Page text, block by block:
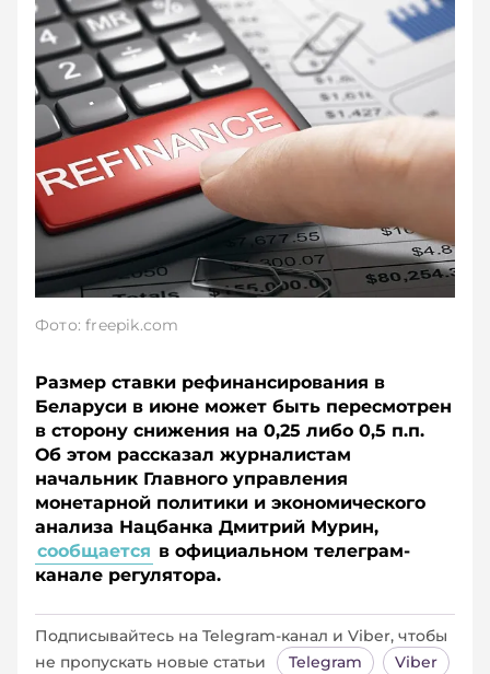
Фото: freepik.com
Размер ставки рефинансирования в
Беларуси в июне может быть пересмотрен
в сторону снижения на 0,25 либо 0,5 п.п.
Об этом рассказал журналистам
начальник Главного управления
монетарной политики и экономического
анализа Нацбанка Дмитрий Мурин,
сообщается в официальном телеграм-
канале регулятора.
Подписывайтесь на Telegram‑канал и Viber, чтобы
не пропускать новые статьи
Telegram Viber